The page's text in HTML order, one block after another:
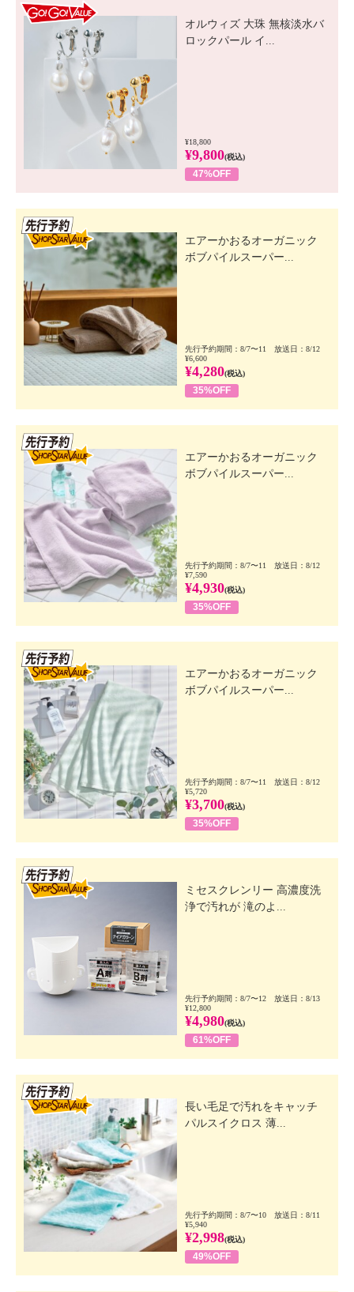
オルウィズ 大珠 無核淡水バ
ロックパール イ...
¥18,800
¥9,800(税込)
47%OFF
エアーかおるオーガニック
ボブパイルスーパー...
先行予約期間：8/7〜11 放送日：8/12
¥6,600
¥4,280(税込)
35%OFF
エアーかおるオーガニック
ボブパイルスーパー...
先行予約期間：8/7〜11 放送日：8/12
¥7,590
¥4,930(税込)
35%OFF
エアーかおるオーガニック
ボブパイルスーパー...
先行予約期間：8/7〜11 放送日：8/12
¥5,720
¥3,700(税込)
35%OFF
ミセスクレンリー 高濃度洗
浄で汚れが 滝のよ...
先行予約期間：8/7〜12 放送日：8/13
¥12,800
¥4,980(税込)
61%OFF
長い毛足で汚れをキャッチ
パルスイクロス 薄...
先行予約期間：8/7〜10 放送日：8/11
¥5,940
¥2,998(税込)
49%OFF